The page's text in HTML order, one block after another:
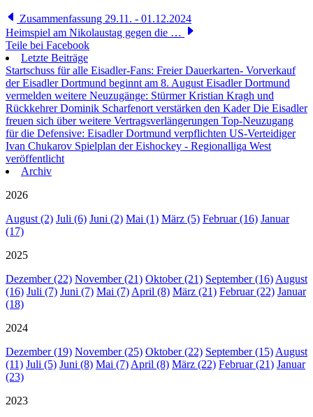
Zusammenfassung 29.11. - 01.12.2024
Heimspiel am Nikolaustag gegen die …
Teile bei Facebook
Letzte Beiträge
Startschuss für alle Eisadler-Fans: Freier Dauerkarten- Vorverkauf
der Eisadler Dortmund beginnt am 8. August Eisadler Dortmund
vermelden weitere Neuzugänge: Stürmer Kristian Kragh und
Rückkehrer Dominik Scharfenort verstärken den KaderDie Eisadler
freuen sich über weitere Vertragsverlängerungen Top-Neuzugang
für die Defensive: Eisadler Dortmund verpflichten US-Verteidiger
Ivan Chukarov Spielplan der Eishockey - Regionalliga West
veröffentlicht
Archiv
2026
August (2) Juli (6) Juni (2) Mai (1) März (5) Februar (16) Januar
(17)
2025
Dezember (22) November (21) Oktober (21) September (16) August
(16) Juli (7) Juni (7) Mai (7) April (8) März (21) Februar (22) Januar
(18)
2024
Dezember (19) November (25) Oktober (22) September (15) August
(11) Juli (5) Juni (8) Mai (7) April (8) März (22) Februar (21) Januar
(23)
2023